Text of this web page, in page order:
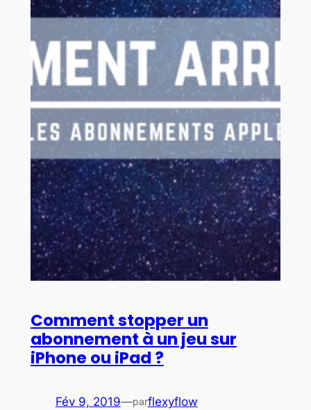
Comment stopper un
abonnement à un jeu sur
iPhone ou iPad ?
Fév 9, 2019—parflexyflow